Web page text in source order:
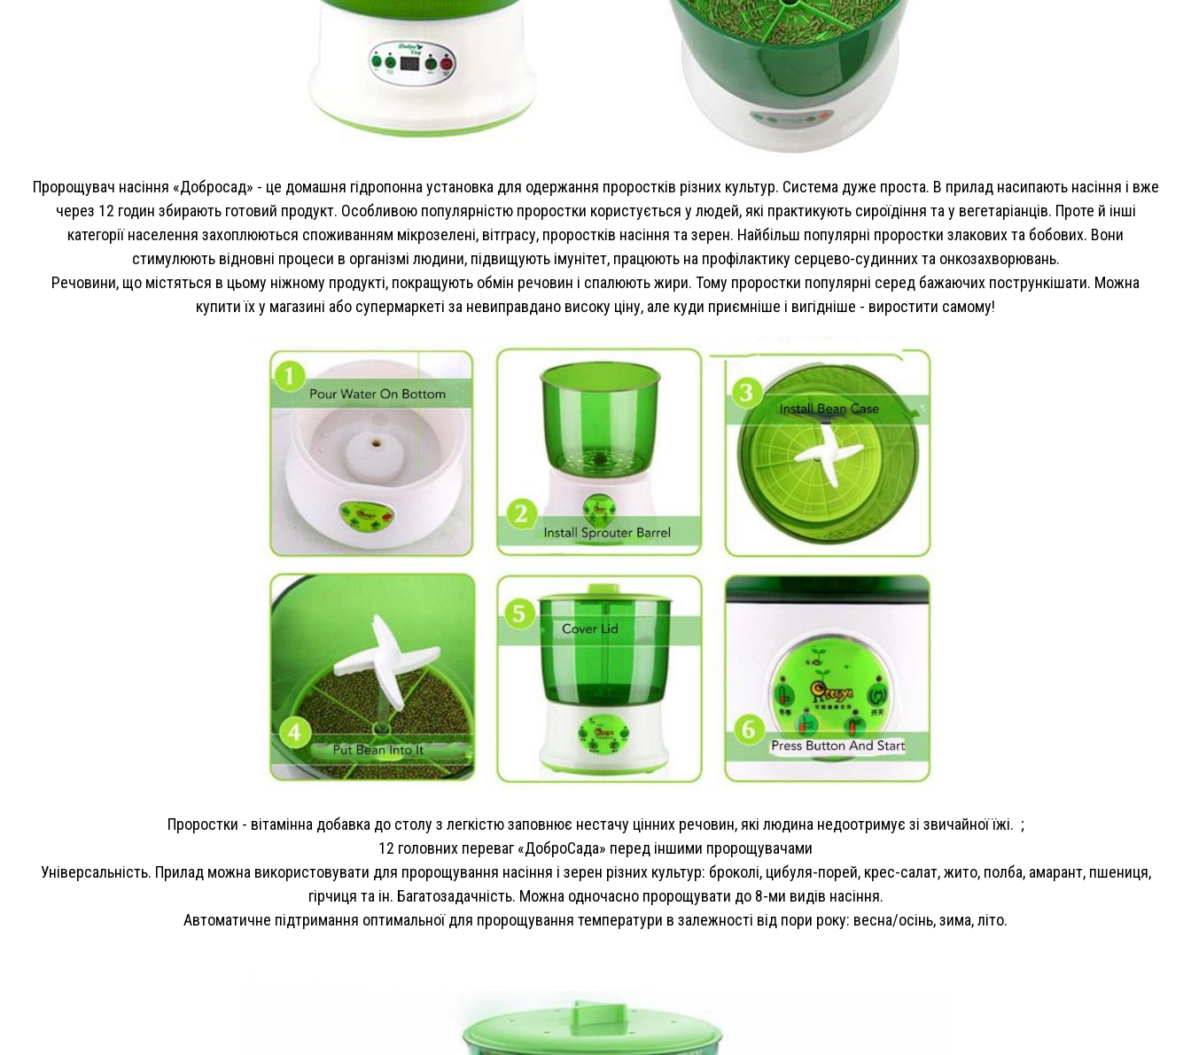
Пророщувач насіння «Добросад» - це домашня гідропонна установка для одержання проростків різних культур. Система дуже проста. В прилад насипають насіння і вже
через 12 годин збирають готовий продукт. Особливою популярністю проростки користується у людей, які практикують сироїдіння та у вегетаріанців. Проте й інші
категорії населення захоплюються споживанням мікрозелені, вітграсу, проростків насіння та зерен. Найбільш популярні проростки злакових та бобових. Вони
стимулюють відновні процеси в організмі людини, підвищують імунітет, працюють на профілактику серцево-судинних та онкозахворювань.
Речовини, що містяться в цьому ніжному продукті, покращують обмін речовин і спалюють жири. Тому проростки популярні серед бажаючих пострункішати. Можна
купити їх у магазині або супермаркеті за невиправдано високу ціну, але куди приємніше і вигідніше - виростити самому!
Проростки - вітамінна добавка до столу з легкістю заповнює нестачу цінних речовин, які людина недоотримує зі звичайної їжі. ;
12 головних переваг «ДоброСада» перед іншими пророщувачами
Універсальність. Прилад можна використовувати для пророщування насіння і зерен різних культур: броколі, цибуля-порей, крес-салат, жито, полба, амарант, пшениця,
гірчиця та ін. Багатозадачність. Можна одночасно пророщувати до 8-ми видів насіння.
Автоматичне підтримання оптимальної для пророщування температури в залежності від пори року: весна/осінь, зима, літо.